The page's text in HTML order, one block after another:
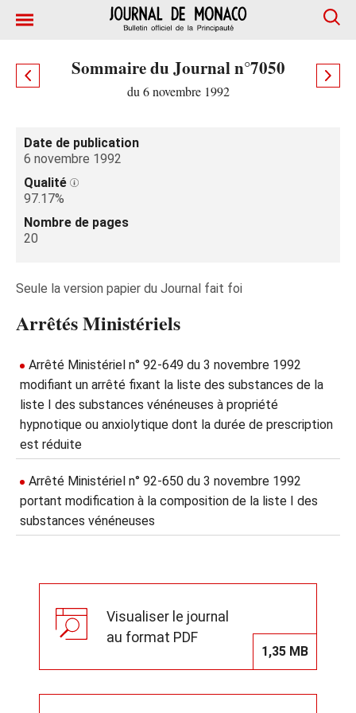
Sommaire du Journal n°7050
du 6 novembre 1992
Date de publication
6 novembre 1992
Qualité
97.17%
Nombre de pages
20
Seule la version papier du Journal fait foi
Arrêtés Ministériels
Arrêté Ministériel n° 92-649 du 3 novembre 1992
modifiant un arrêté fixant la liste des substances de la
liste I des substances vénéneuses à propriété
hypnotique ou anxiolytique dont la durée de prescription
est réduite
Arrêté Ministériel n° 92-650 du 3 novembre 1992
portant modification à la composition de la liste I des
substances vénéneuses
Visualiser le journal
au format PDF
1,35 MB